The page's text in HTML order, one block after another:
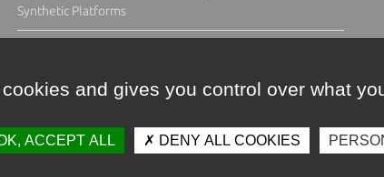
Synthetic Platforms
and gives you control over what
ACCEPT ALL DENY ALL COOKIES